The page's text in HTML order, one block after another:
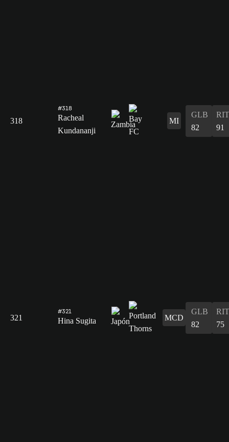
318
#318
Racheal
Kundananji
MI
GLB
82
RIT
91
321
#321
Hina Sugita MCD
GLB
82
RIT
75